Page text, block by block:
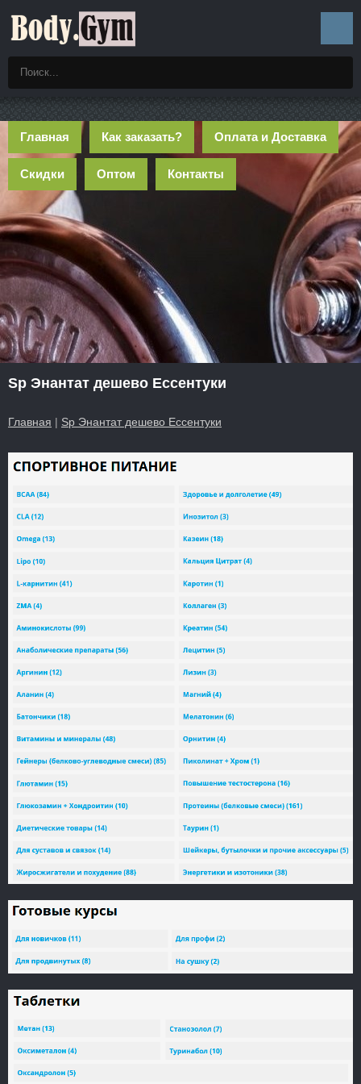
Главная Как заказать? Оплата и Доставка
Скидки Оптом Контакты
Sp Энантат дешево Ессентуки
Главная | Sp Энантат дешево Ессентуки